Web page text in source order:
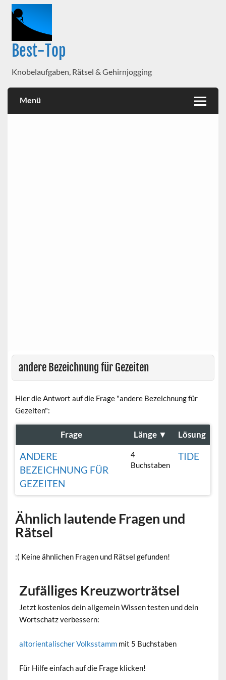
Best-Top
Knobelaufgaben, Rätsel & Gehirnjogging
Menü
andere Bezeichnung für Gezeiten
Hier die Antwort auf die Frage "andere Bezeichnung für
Gezeiten":
Frage Länge ▼ Lösung
ANDERE
BEZEICHNUNG FÜR
GEZEITEN
4
Buchstaben
TIDE
Ähnlich lautende Fragen und
Rätsel
:( Keine ähnlichen Fragen und Rätsel gefunden!
Zufälliges Kreuzworträtsel
Jetzt kostenlos dein allgemein Wissen testen und dein
Wortschatz verbessern:
altorientalischer Volksstamm mit 5 Buchstaben
Für Hilfe einfach auf die Frage klicken!